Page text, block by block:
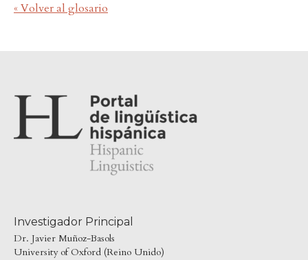
« Volver al glosario
Investigador Principal
Dr. Javier Muñoz-Basols
University of Oxford (Reino Unido)